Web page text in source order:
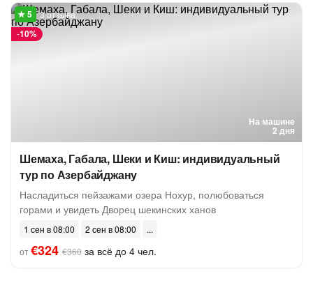
На машине
2 дня
-10%
3 отзыва
Шемаха, Габала, Шеки и Киш: индивидуальный
тур по Азербайджану
Насладиться пейзажами озера Нохур, полюбоваться
горами и увидеть Дворец шекинских ханов
1 сен в 08:00
2 сен в 08:00
от€324 €360 за всё до 4 чел.